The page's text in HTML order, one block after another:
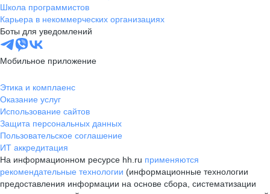
Школа программистов
Карьера в некоммерческих организациях
Боты для уведомлений
Мобильное приложение
Этика и комплаенс
Оказание услуг
Использование сайтов
Защита персональных данных
Пользовательское соглашение
ИТ аккредитация
На информационном ресурсе hh.ru применяются
рекомендательные технологии (информационные технологии
предоставления информации на основе сбора, систематизации